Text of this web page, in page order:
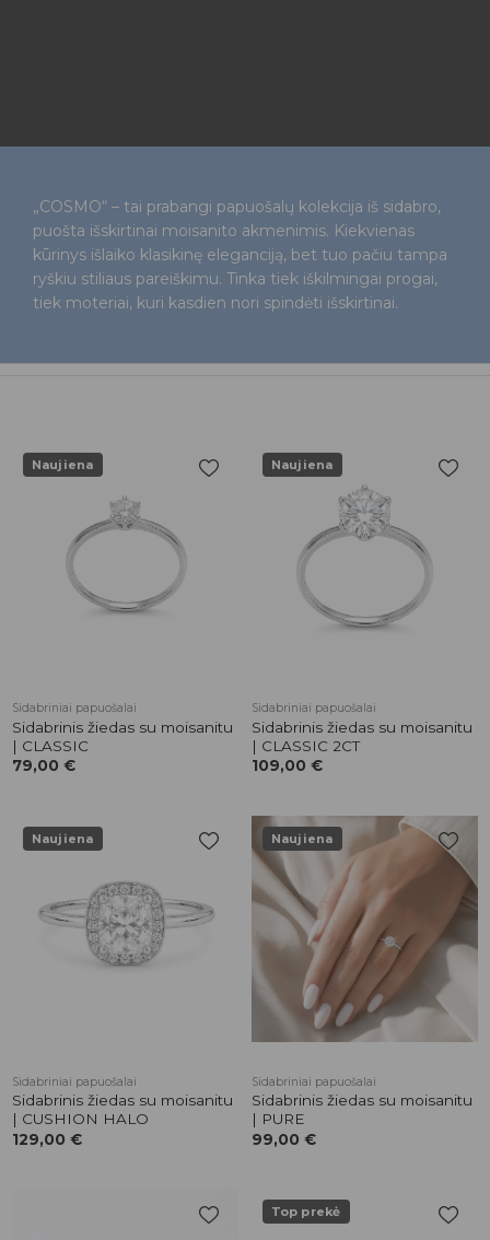
„COSMO“ – tai prabangi papuošalų kolekcija iš sidabro,
puošta išskirtinai moisanito akmenimis. Kiekvienas
kūrinys išlaiko klasikinę eleganciją, bet tuo pačiu tampa
ryškiu stiliaus pareiškimu. Tinka tiek iškilmingai progai,
tiek moteriai, kuri kasdien nori spindėti išskirtinai.
Naujiena
patikusios
prekės
Sidabriniai papuošalai
Sidabrinis žiedas su moisanitu
| CLASSIC
79,00 €
Naujiena
prekės
Sidabriniai papuošalai
Sidabrinis žiedas su moisanitu
| CLASSIC 2CT
109,00 €
Naujiena
patikusios
prekės
Sidabriniai papuošalai
Sidabrinis žiedas su moisanitu
| CUSHION HALO
129,00 €
Naujiena
patikusios
prekės
Sidabriniai papuošalai
Sidabrinis žiedas su moisanitu
| PURE
99,00 €
Top prekė